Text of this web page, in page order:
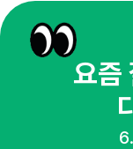
경기도 성남시 분당구 대왕
사업자등록번호 : 144-81-
통신판매업신고번호 :
호스팅서비스사업자 : 오픈애
1800-
요즘